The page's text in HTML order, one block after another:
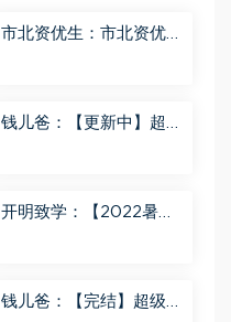
市北资优生：市北资优
钱儿爸：【更新中】超
开明致学：【2022暑
钱儿爸：【完结】超级